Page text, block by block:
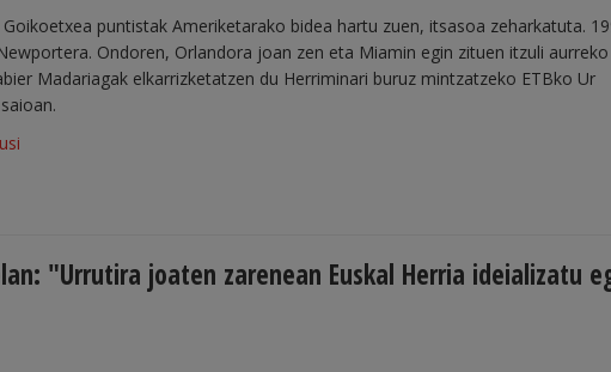
Goikoetxea puntistak Ameriketarako bidea hartu zuen, itsasoa zeharkatuta.
Ondoren, Orlandora joan zen eta Miamin egin zituen itzuli aurreko
Madariagak elkarrizketatzen du Herriminari buruz mintzatzeko ETBko Ur
"Urrutira joaten zarenean Euskal Herria ideializatu